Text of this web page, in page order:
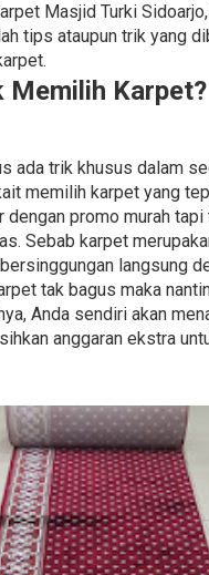
Masjid Turki
tips ataupun trik yang
Memilih Karpet?
ada trik khusus dalam
memilih karpet yang
dengan promo murah tapi
Sebab karpet
langsung
tak bagus maka
Anda sendiri akan
anggaran ekstra